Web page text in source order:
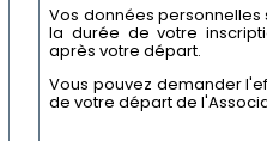
Vos données
la durée de votre
après votre départ.
Vous pouvez demander
de votre départ de